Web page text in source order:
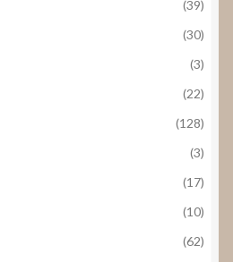
(39)
(30)
(3)
(22)
(128)
(3)
(17)
(10)
(62)